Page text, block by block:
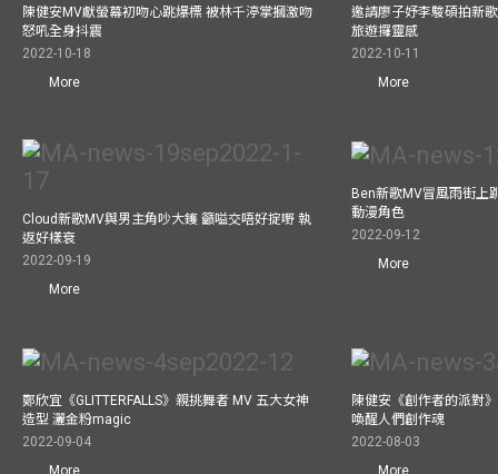
陳健安MV獻螢幕初吻心跳爆標 被林千渟掌摑激吻
怒吼全身抖震
2022-10-18
More
邀請廖子妤李駿碩拍新
旅遊攞靈感
2022-10-11
More
Cloud新歌MV與男主角吵大鑊 籲嗌交唔好掟嘢 執
返好樣衰
2022-09-19
More
Ben新歌MV冒風雨街上
動漫角色
2022-09-12
More
鄭欣宜《GLITTERFALLS》親挑舞者 MV 五大女神
造型 灑金粉magic
2022-09-04
More
陳健安《創作者的派對
喚醒人們創作魂
2022-08-03
More